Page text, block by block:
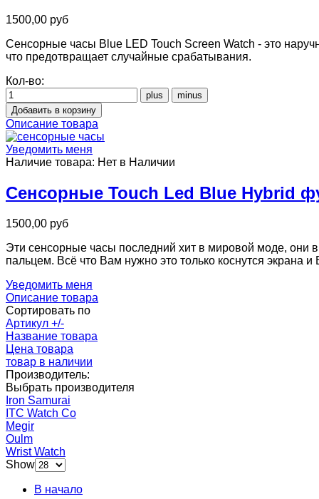
1500,00 руб
Сенсорные часы Blue LED Touch Screen Watch - это
что предотвращает случайные срабатывания.
Кол-во:
Описание товара
Уведомить меня
Наличие товара: Нет в Наличии
Сенсорные Touch Led Blue Hybrid
1500,00 руб
Эти сенсорные часы последний хит в мировой моде, они
пальцем. Всё что Вам нужно это только коснутся экрана
Уведомить меня
Описание товара
Сортировать по
Артикул +/-
Название товара
Цена товара
товар в наличии
Производитель:
Выбрать производителя
Iron Samurai
ITC Watch Co
Megir
Oulm
Wrist Watch
Show
В начало